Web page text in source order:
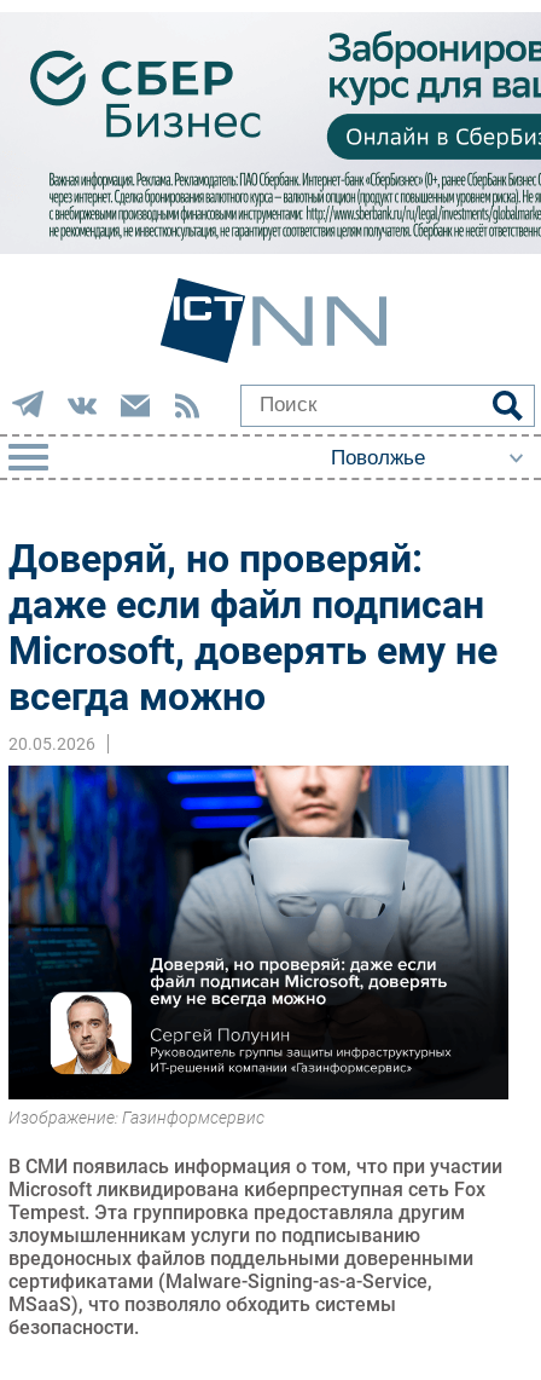
Импорто­замещение
Автоматизация Промышленности
Интернет
Мобильная связь
Фиксированная связь
Интеграция
Рынок ПК
Маркетинг
Торговые сети
Оборудование
ПО
Outsourcing
Кадры
Регулирование
Финансы
Web
Безопасность
CIO/Управление ИТ
Гаджеты
Здоровье
РАЗДЕЛЫ
Доверяй, но проверяй:
даже если файл подписан
Microsoft, доверять ему не
всегда можно
20.05.2026
Изображение: Газинформсервис
В СМИ появилась информация о том, что при участии
Microsoft ликвидирована киберпреступная сеть Fox
Tempest. Эта группировка предоставляла другим
злоумышленникам услуги по подписыванию
вредоносных файлов поддельными доверенными
сертификатами (Malware-Signing-as-a-Service,
MSaaS), что позволяло обходить системы
безопасности.